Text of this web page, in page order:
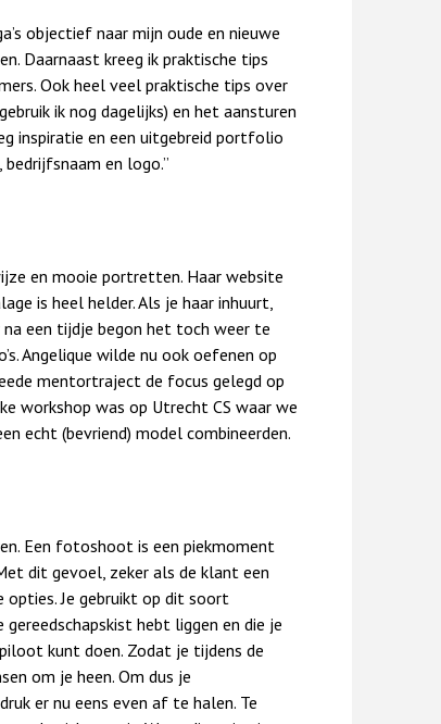
objectief naar mijn oude en nieuwe
Daarnaast kreeg ik praktische tips
Ook heel veel praktische tips over
ik nog dagelijks) en het aansturen
inspiratie en een uitgebreid portfolio
en logo.”
en mooie portretten. Haar website
is heel helder. Als je haar inhuurt,
een tijdje begon het toch weer te
Angelique wilde nu ook oefenen op
mentortraject de focus gelegd op
workshop was op Utrecht CS waar we
echt (bevriend) model combineerden.
Een fotoshoot is een piekmoment
dit gevoel, zeker als de klant een
Je gebruikt op dit soort
hebt liggen en die je
kunt doen. Zodat je tijdens de
om je heen. Om dus je
er nu eens even af te halen. Te